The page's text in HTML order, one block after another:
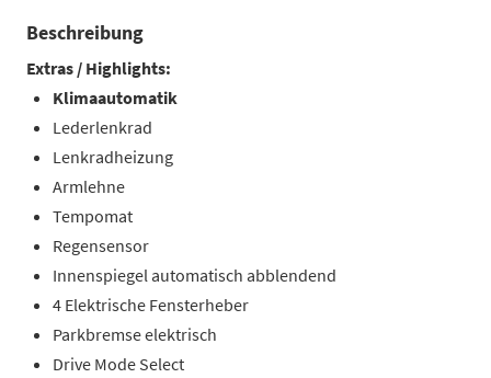
Beschreibung
Extras / Highlights:
Klimaautomatik
Lederlenkrad
Lenkradheizung
Armlehne
Tempomat
Regensensor
Innenspiegel automatisch abblendend
4 Elektrische Fensterheber
Parkbremse elektrisch
Drive Mode Select